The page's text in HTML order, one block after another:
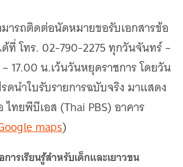
มารถติดต่อนัดหมายขอรับเอกสารข้อ
ที่ โทร. 02-790-2275 ทุกวันจันทร์ –
17.00 น.เว้นวันหยุดราชการ โดยวัน
ดนำใบรับรายการฉบับจริง มาแสดง
ไทยพีบีเอส (Thai PBS) อาคาร
maps)
ารเรียนรู้สำหรับเด็กและเยาวชน